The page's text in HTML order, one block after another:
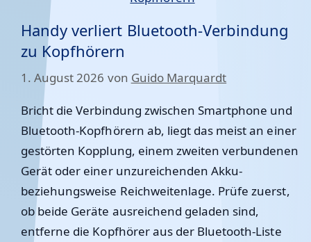
Handy verliert Bluetooth-Verbindung
zu Kopfhörern
1. August 2026 von Guido Marquardt
Bricht die Verbindung zwischen Smartphone und
Bluetooth-Kopfhörern ab, liegt das meist an einer
gestörten Kopplung, einem zweiten verbundenen
Gerät oder einer unzureichenden Akku-
beziehungsweise Reichweitenlage. Prüfe zuerst,
ob beide Geräte ausreichend geladen sind,
entferne die Kopfhörer aus der Bluetooth-Liste